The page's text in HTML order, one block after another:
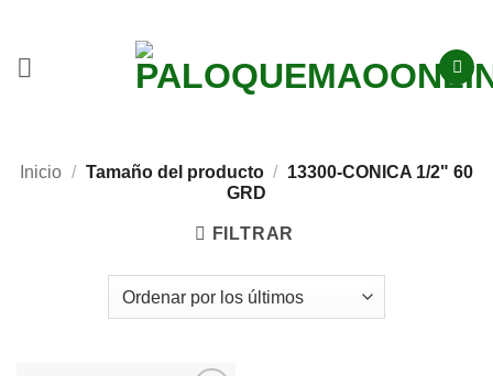
Inicio / Tamaño del producto / 13300-CONICA 1/2" 60
GRD
FILTRAR